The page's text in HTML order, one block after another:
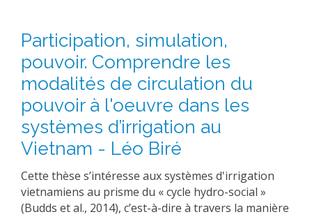
Participation, simulation,
pouvoir. Comprendre les
modalités de circulation du
pouvoir à l'oeuvre dans les
systèmes d’irrigation au
Vietnam - Léo Biré
Cette thèse s’intéresse aux systèmes d'irrigation
vietnamiens au prisme du « cycle hydro-social »
(Budds et al., 2014), c’est-à-dire à travers la manière